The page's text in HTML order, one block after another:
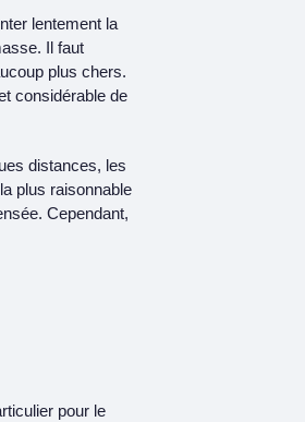
lentement la
Il faut
plus chers.
considérable de
distances, les
plus raisonnable
Cependant,
pour le